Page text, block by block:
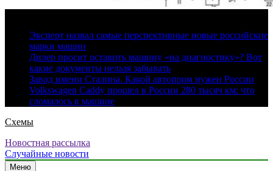
Эксперт назвал самые перспективные новые российские
марки машин
Дилер просит оставить машину «на диагностику»? Вот
какие документы нельзя забывать
Завод имени Сталина. Какой автопром нужен России
Volkswagen Caddy прошел в России 280 тысяч км: что
сломалось в машине
Схемы
Новостная рассылка
Случайные новости
Меню